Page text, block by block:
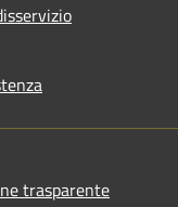
trasparente